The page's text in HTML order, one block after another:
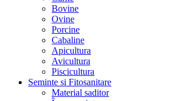
Bovine
Ovine
Porcine
Cabaline
Apicultura
Avicultura
Piscicultura
Seminte si Fitosanitare
Material saditor